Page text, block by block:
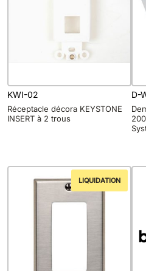
KWI-02
Réceptacle décora KEYSTONE
INSERT à 2 trous
D-
LIQUIDATION